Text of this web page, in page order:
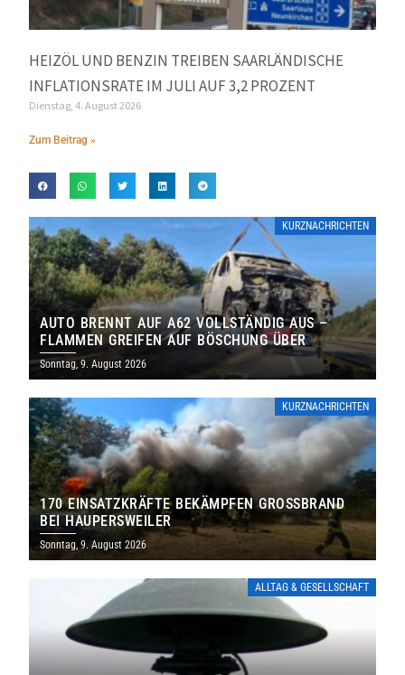
HEIZÖL UND BENZIN TREIBEN SAARLÄNDISCHE
INFLATIONSRATE IM JULI AUF 3,2 PROZENT
Dienstag, 4. August 2026
Zum Beitrag »
KURZNACHRICHTEN
AUTO BRENNT AUF A62 VOLLSTÄNDIG AUS –
FLAMMEN GREIFEN AUF BÖSCHUNG ÜBER
Sonntag, 9. August 2026
KURZNACHRICHTEN
170 EINSATZKRÄFTE BEKÄMPFEN GROSSBRAND B
EI HAUPERSWEILER
Sonntag, 9. August 2026
ALLTAG & GESELLSCHAFT